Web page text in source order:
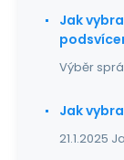
Jak
Výběr
Jak
21.1.2025